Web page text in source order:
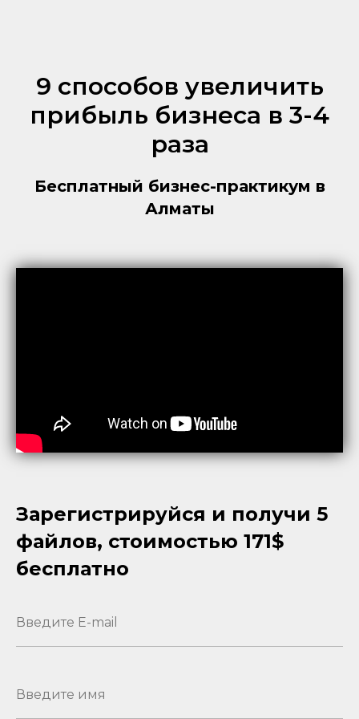
9 способов увеличить
прибыль бизнеса в 3-4
раза
Бесплатный бизнес-практикум в
Алматы
Зарегистрируйся и получи 5
файлов, стоимостью 171$
бесплатно